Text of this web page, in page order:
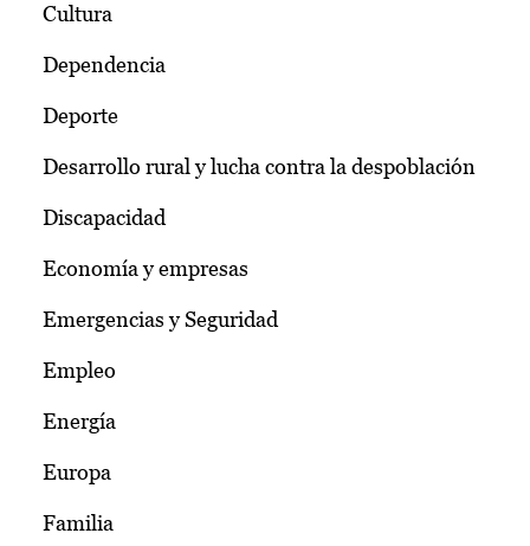
Cultura
Dependencia
Deporte
Desarrollo rural y lucha contra la despoblación
Discapacidad
Economía y empresas
Emergencias y Seguridad
Empleo
Energía
Europa
Familia